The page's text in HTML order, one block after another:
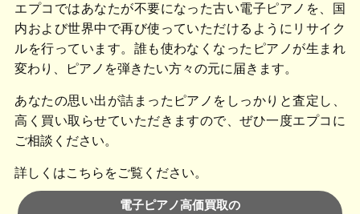
エプコではあなたが不要になった古い電子ピアノを、国
内および世界中で再び使っていただけるようにリサイク
ルを行っています。誰も使わなくなったピアノが生まれ
変わり、ピアノを弾きたい方々の元に届きます。
あなたの思い出が詰まったピアノをしっかりと査定し、
高く買い取らせていただきますので、ぜひ一度エプコに
ご相談ください。
詳しくはこちらをご覧ください。
電子ピアノ高価買取の